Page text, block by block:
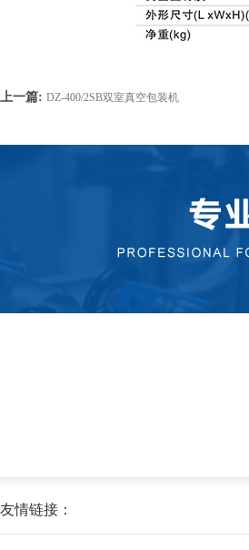
上一篇: DZ-400/2SB双室真空包装机
友情链接：